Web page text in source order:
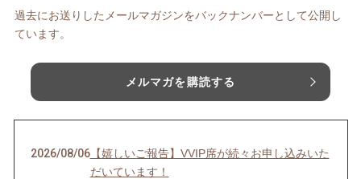
過去にお送りしたメールマガジンをバックナンバーとして公開し
ています。
メルマガを購読する
2026/08/06【嬉しいご報告】VVIP席が続々お申し込みいた
だいています！